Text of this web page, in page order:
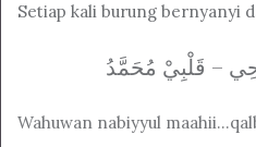
Setiap kali burung bernyanyi
– قَلْبِيْ مُحَمَّدُ
Wahuwan nabiyyul